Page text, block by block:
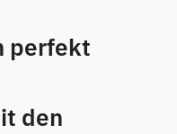
perfekt
den